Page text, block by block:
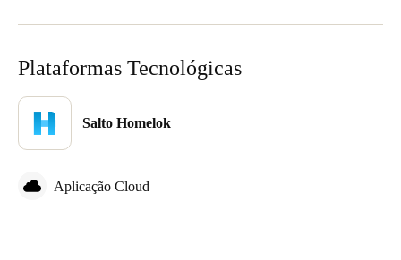
Polski
Czech Republic
Plataformas Tecnológicas
Salto Homelok
Aplicação Cloud